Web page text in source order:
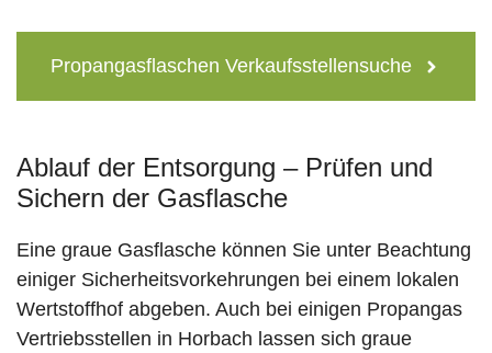
Propangasflaschen Verkaufsstellensuche
Ablauf der Entsorgung – Prüfen und
Sichern der Gasflasche
Eine graue Gasflasche können Sie unter Beachtung
einiger Sicherheitsvorkehrungen bei einem lokalen
Wertstoffhof abgeben. Auch bei einigen Propangas
Vertriebsstellen in Horbach lassen sich graue